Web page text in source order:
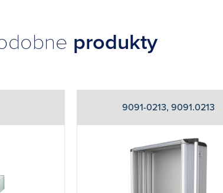
produkty
9091-0213, 9091.0213